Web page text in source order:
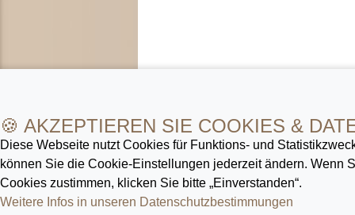
🍪 AKZEPTIEREN SIE COOKIES &
Diese Webseite nutzt Cookies für Funktions- und
können Sie die Cookie-Ein­stellungen jederzeit ändern. Wenn
Cookies zustimmen, klicken Sie bitte „Einverstanden“.
Weitere Infos in unseren Datenschutz­bestimmungen